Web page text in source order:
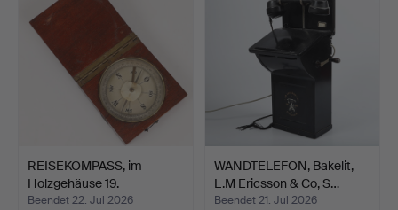
REISEKOMPASS, im
Holzgehäuse 19.
Jahrhunde…
Beendet 22. Jul 2026
WANDTELEFON, Bakelit,
L.M Ericsson & Co, S…
Beendet 21. Jul 2026